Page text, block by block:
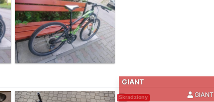
Skradziony
GIANT
GIANT